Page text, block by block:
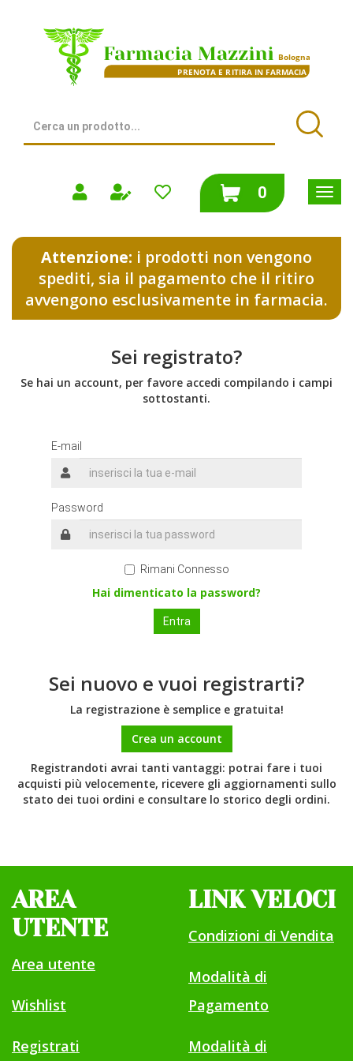
contenuto
Farmacia
Prodotto
0prodotti
inseriti
Attenzione: i prodotti non vengono
spediti, sia il pagamento che il ritiro
avvengono esclusivamente in farmacia.
Sei registrato?
Se hai un account, per favore accedi compilando i campi
sottostanti.
E-mail
Password
Rimani Connesso
Hai dimenticato la password?
Sei nuovo e vuoi registrarti?
La registrazione è semplice e gratuita!
Crea un account
Registrandoti avrai tanti vantaggi: potrai fare i tuoi
acquisti più velocemente, ricevere gli aggiornamenti sullo
stato dei tuoi ordini e consultare lo storico degli ordini.
AREA
UTENTE
Area utente
Wishlist
Registrati
LINK VELOCI
Condizioni di Vendita
Modalità di
Pagamento
Modalità di